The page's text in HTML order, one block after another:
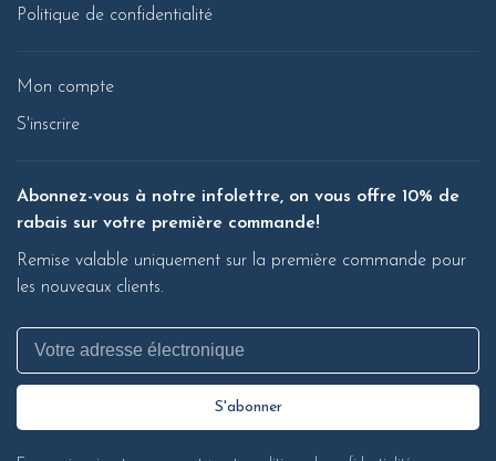
Politique de confidentialité
Mon compte
S'inscrire
Abonnez-vous à notre infolettre, on vous offre 10% de
rabais sur votre première commande!
Remise valable uniquement sur la première commande pour
les nouveaux clients.
S'abonner